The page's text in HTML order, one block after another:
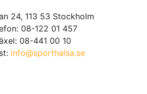
24, 113 53 Stockholm
08-122 01 457
08-441 00 10
info@sporthalsa.se